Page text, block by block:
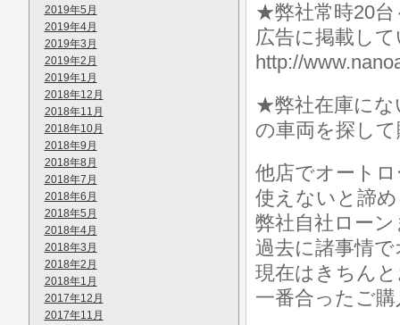
2019年5月
2019年4月
2019年3月
2019年2月
2019年1月
2018年12月
2018年11月
2018年10月
2018年9月
2018年8月
2018年7月
2018年6月
2018年5月
2018年4月
2018年3月
2018年2月
2018年1月
2017年12月
2017年11月
★弊社常時20台
広告に掲載し
http://
★弊社在庫にな
の車両を探し
他店でオート
使えないと諦
弊社自社ロー
過去に諸事情
現在はきちん
一番合ったご